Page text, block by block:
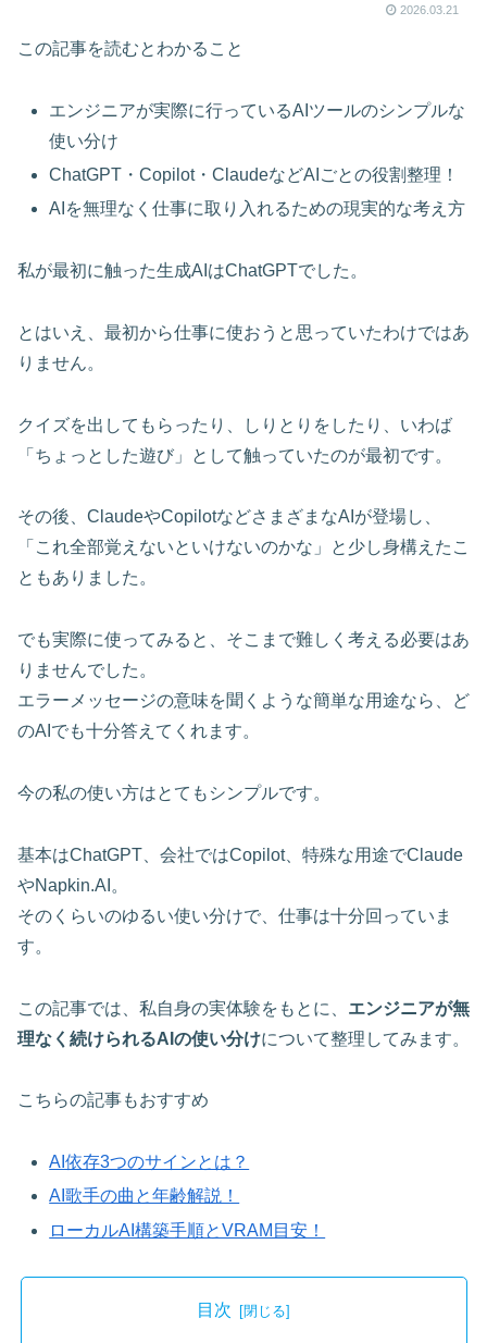
2026.03.21
この記事を読むとわかること
エンジニアが実際に行っているAIツールのシンプルな
使い分け
ChatGPT・Copilot・ClaudeなどAIごとの役割整理！
AIを無理なく仕事に取り入れるための現実的な考え方
私が最初に触った生成AIはChatGPTでした。
とはいえ、最初から仕事に使おうと思っていたわけではあ
りません。
クイズを出してもらったり、しりとりをしたり、いわば
「ちょっとした遊び」として触っていたのが最初です。
その後、ClaudeやCopilotなどさまざまなAIが登場し、
「これ全部覚えないといけないのかな」と少し身構えたこ
ともありました。
でも実際に使ってみると、そこまで難しく考える必要はあ
りませんでした。
エラーメッセージの意味を聞くような簡単な用途なら、ど
のAIでも十分答えてくれます。
今の私の使い方はとてもシンプルです。
基本はChatGPT、会社ではCopilot、特殊な用途でClaude
やNapkin.AI。
そのくらいのゆるい使い分けで、仕事は十分回っていま
す。
この記事では、私自身の実体験をもとに、 エンジニアが無
理なく続けられるAIの使い分けについて整理してみます。
こちらの記事もおすすめ
AI依存3つのサインとは？
AI歌手の曲と年齢解説！
ローカルAI構築手順とVRAM目安！
目次